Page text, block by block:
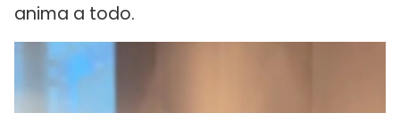
anima a todo.